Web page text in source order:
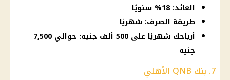
العائد: 18% سنويًا
طريقة الصرف: شهريًا
أرباحك شهريًا على 500 ألف جنيه: حوالي 7,500
جنيه
7. بنك QNB الأهلي